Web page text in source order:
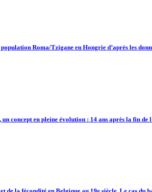
Roma/Tzigane en Hongrie d’après les
concept en pleine évolution : 14 ans après la fin de